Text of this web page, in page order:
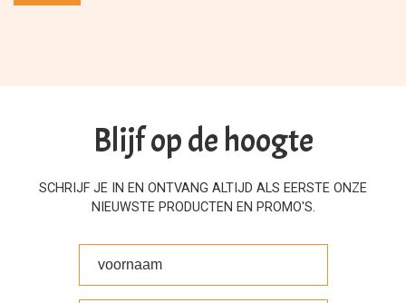
Blijf op de hoogte
SCHRIJF JE IN EN ONTVANG ALTIJD ALS EERSTE ONZE
NIEUWSTE PRODUCTEN EN PROMO'S.